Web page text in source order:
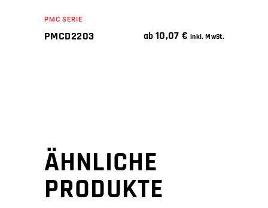
PMC SERIE
PMCD2203 ab 10,07€ inkl. MwSt.
ÄHNLICHE
PRODUKTE